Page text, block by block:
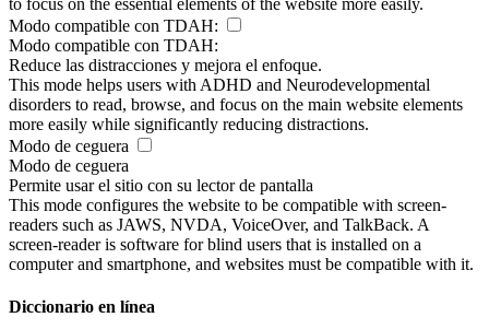
Modo compatible con TDAH:
Modo compatible con TDAH:
Reduce las distracciones y mejora el enfoque.
This mode helps users with ADHD and Neurodevelopmental
disorders to read, browse, and focus on the main website elements
more easily while significantly reducing distractions.
Modo de ceguera
Modo de ceguera
Permite usar el sitio con su lector de pantalla
This mode configures the website to be compatible with screen-
readers such as JAWS, NVDA, VoiceOver, and TalkBack. A
screen-reader is software for blind users that is installed on a
computer and smartphone, and websites must be compatible with it.
Diccionario en línea